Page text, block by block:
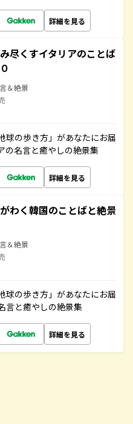
詳細を見る
尽くすイタリアのことば
＆絶景
球の歩き方」があなたにお届
の名言と癒やしの絶景集
詳細を見る
わく韓国のことばと絶景
＆絶景
球の歩き方」があなたにお届
言と癒やしの絶景集
詳細を見る